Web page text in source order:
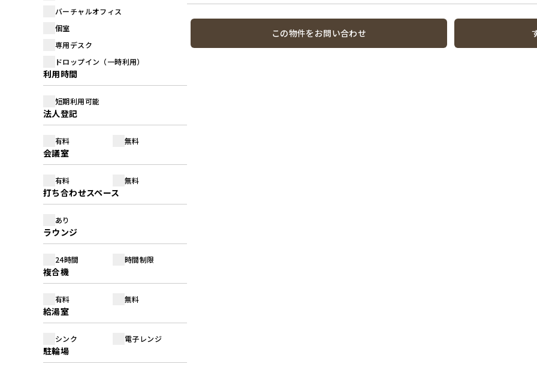
バーチャルオフィス
個室
専用デスク
ドロップイン（一時利用）
利用時間
短期利用可能
法人登記
有料 無料
会議室
有料 無料
打ち合わせスペース
あり
ラウンジ
24時間 時間制限
複合機
有料 無料
給湯室
シンク 電子レンジ
駐輪場
この物件をお問い合わせ